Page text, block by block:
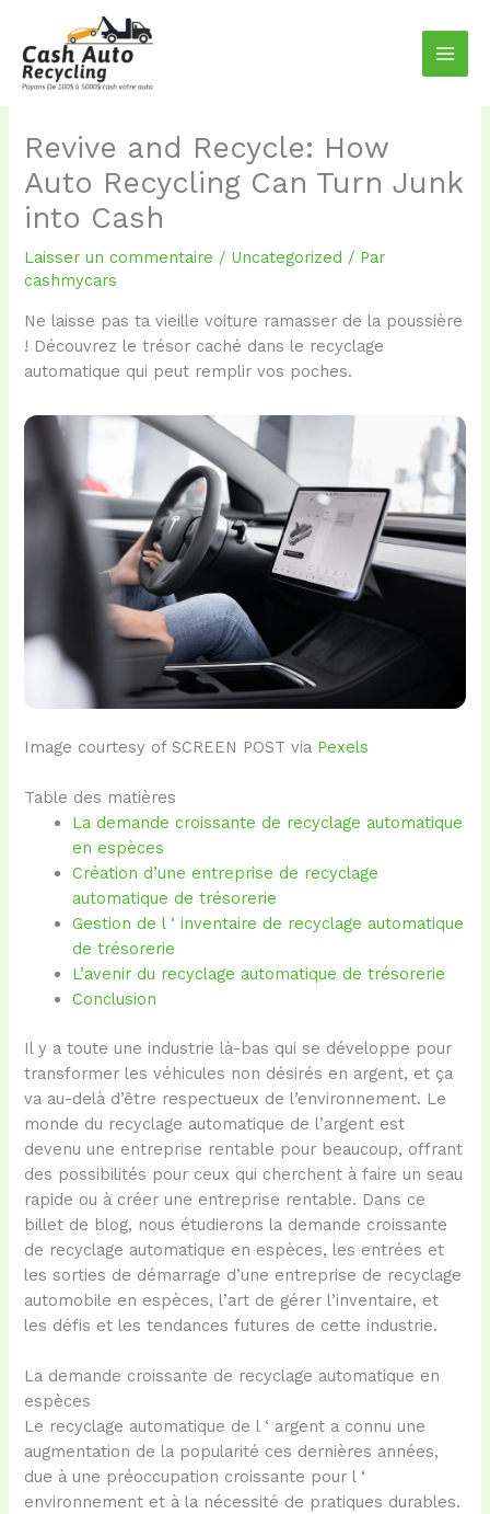
contenu
Revive and Recycle: How
Auto Recycling Can Turn Junk
into Cash
Laisser un commentaire / Uncategorized / Par
cashmycars
Ne laisse pas ta vieille voiture ramasser de la poussière
! Découvrez le trésor caché dans le recyclage
automatique qui peut remplir vos poches.
Image courtesy of SCREEN POST via Pexels
Table des matières
La demande croissante de recyclage automatique
en espèces
Création d’une entreprise de recyclage
automatique de trésorerie
Gestion de l ‘ inventaire de recyclage automatique
de trésorerie
L’avenir du recyclage automatique de trésorerie
Conclusion
Il y a toute une industrie là-bas qui se développe pour
transformer les véhicules non désirés en argent, et ça
va au-delà d’être respectueux de l’environnement. Le
monde du recyclage automatique de l’argent est
devenu une entreprise rentable pour beaucoup, offrant
des possibilités pour ceux qui cherchent à faire un seau
rapide ou à créer une entreprise rentable. Dans ce
billet de blog, nous étudierons la demande croissante
de recyclage automatique en espèces, les entrées et
les sorties de démarrage d’une entreprise de recyclage
automobile en espèces, l’art de gérer l’inventaire, et
les défis et les tendances futures de cette industrie.
La demande croissante de recyclage automatique en
espèces
Le recyclage automatique de l ‘ argent a connu une
augmentation de la popularité ces dernières années,
due à une préoccupation croissante pour l ‘
environnement et à la nécessité de pratiques durables.